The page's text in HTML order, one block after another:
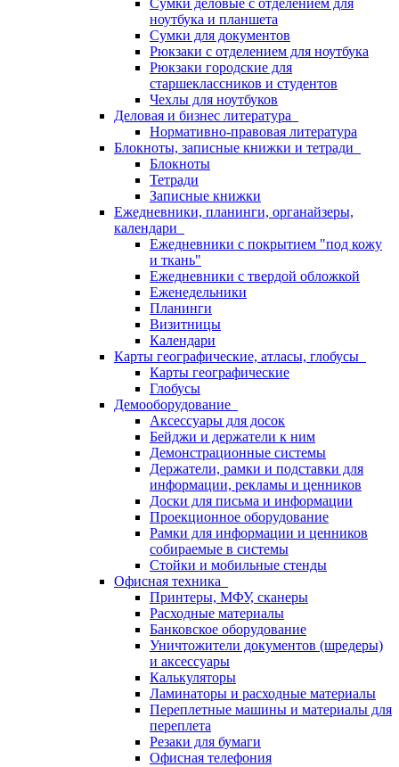
Сумки деловые с отделением для
ноутбука и планшета
Сумки для документов
Рюкзаки с отделением для ноутбука
Рюкзаки городские для
старшеклассников и студентов
Чехлы для ноутбуков
Деловая и бизнес литература
Нормативно-правовая литература
Блокноты, записные книжки и тетради
Блокноты
Тетради
Записные книжки
Ежедневники, планинги, органайзеры,
календари
Ежедневники с покрытием "под кожу
и ткань"
Ежедневники с твердой обложкой
Еженедельники
Планинги
Визитницы
Календари
Карты географические, атласы, глобусы
Карты географические
Глобусы
Демооборудование
Аксессуары для досок
Бейджи и держатели к ним
Демонстрационные системы
Держатели, рамки и подставки для
информации, рекламы и ценников
Доски для письма и информации
Проекционное оборудование
Рамки для информации и ценников
собираемые в системы
Стойки и мобильные стенды
Офисная техника
Принтеры, МФУ, сканеры
Расходные материалы
Банковское оборудование
Уничтожители документов (шредеры)
и аксессуары
Калькуляторы
Ламинаторы и расходные материалы
Переплетные машины и материалы для
переплета
Резаки для бумаги
Офисная телефония